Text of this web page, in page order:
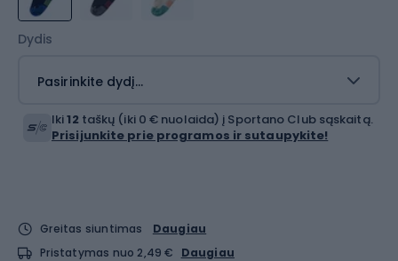
Dydis
Pasirinkite dydį...
Iki12 taškų (iki 0 € nuolaida) į Sportano Club sąskaitą.
Prisijunkite prie programos ir sutaupykite!
Greitas siuntimas
Daugiau
Pristatymas nuo 2,49 €
Daugiau